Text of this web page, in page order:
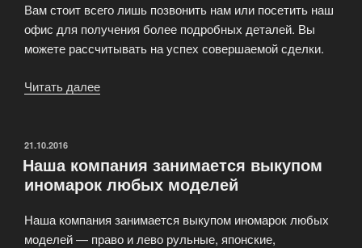
Вам стоит всего лишь позвонить нам или посетить наш
офис для получения более подробных деталей. Вы
можете рассчитывать на успех совершаемой сделки.
Читать далее
автомобилей
Renault»
ОПУБЛИКОВАНО
21.10.2016
Наша компания занимается выкупом
иномарок любых моделей
Наша компания занимается выкупом иномарок любых
моделей — право и лево рульные, японские,